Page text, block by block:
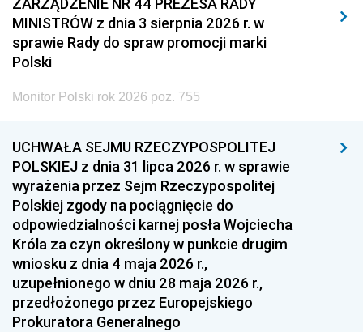
2008 2007 2006
2005
1996 1995 1994
1993 1992 1991
1990 1989
1987 1986 1985
1984 1983
1981 1980 1979
1978 1977
MINISTRÓW z dnia 3 sierpnia 2026 r. w
sprawie Rady do spraw promocji marki
Polski
Monitor Polski rok 2026 poz. 755
UCHWAŁA SEJMU RZECZYPOSPOLITEJ
POLSKIEJ z dnia 31 lipca 2026 r. w sprawie
wyrażenia przez Sejm Rzeczypospolitej
Polskiej zgody na pociągnięcie do
odpowiedzialności karnej posła Wojciecha
Króla za czyn określony w punkcie drugim
wniosku z dnia 4 maja 2026 r.,
uzupełnionego w dniu 28 maja 2026 r.,
przedłożonego przez Europejskiego
Prokuratora Generalnego